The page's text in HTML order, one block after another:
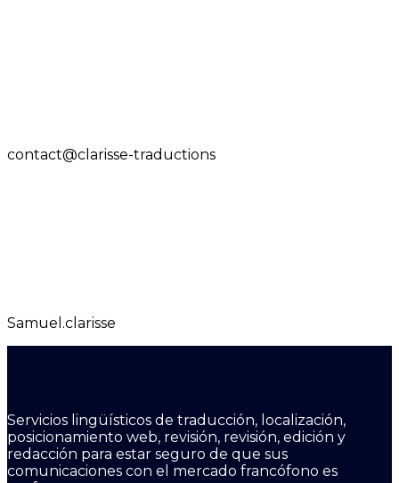
contact@clarisse-traductions
Samuel.clarisse
Servicios lingüísticos de traducción, localización,
posicionamiento web, revisión, revisión, edición y
redacción para estar seguro de que sus
comunicaciones con el mercado francófono es